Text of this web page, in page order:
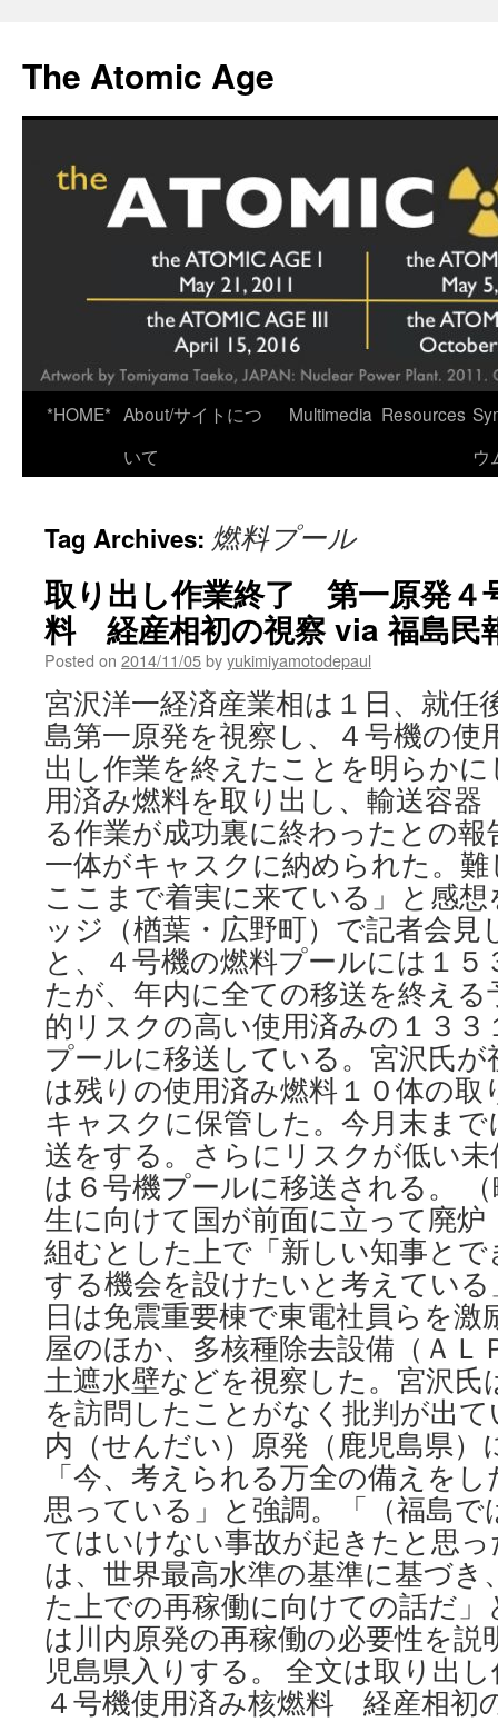
content
The Atomic Age
*HOME* About/サイトにつ
いて
Multimedia Resources
ウ
Tag Archives: 燃料プール
取り出し作業終了 第一原発４
料 経産相初の視察 via 福島民
Posted on 2014/11/05byyukimiyamotodepaul
宮沢洋一経済産業相は１日、就任
島第一原発を視察し、４号機の使
出し作業を終えたことを明らか
用済み燃料を取り出し、輸送容
る作業が成功裏に終わったとの
一体がキャスクに納められた。
ここまで着実に来ている」と感
ッジ（楢葉・広野町）で記者会見
と、４号機の燃料プールには１
たが、年内に全ての移送を終え
的リスクの高い使用済みの１３
プールに移送している。宮沢氏
は残りの使用済み燃料１０体の取
キャスクに保管した。今月末ま
送をする。さらにリスクが低い未
は６号機プールに移送される。
生に向けて国が前面に立って廃炉
組むとした上で「新しい知事と
する機会を設けたいと考えてい
日は免震重要棟で東電社員らを激
屋のほか、多核種除去設備（ＡＬ
土遮水壁などを視察した。宮沢氏
を訪問したことがなく批判が出
内（せんだい）原発（鹿児島県）
「今、考えられる万全の備えを
思っている」と強調。「（福島で
てはいけない事故が起きたと思
は、世界最高水準の基準に基づき
た上での再稼働に向けての話だ」
は川内原発の再稼働の必要性を説
児島県入りする。 全文は取り出
４号機使用済み核燃料 経産相初